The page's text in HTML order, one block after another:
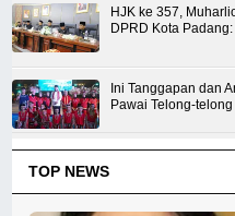
HJK ke 357,
DPRD Kota
Ini Tanggapan dan
Pawai Telong-
TOP NEWS